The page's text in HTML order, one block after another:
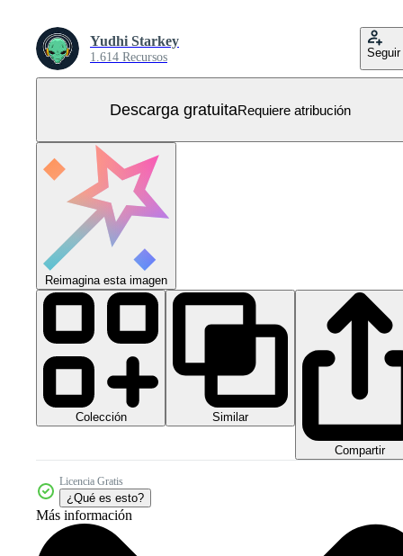
Yudhi Starkey
1.614 Recursos Seguir
Descarga gratuitaRequiere atribución
Reimagina esta imagen
Colección Similar
Compartir
Licencia Gratis
¿Qué es esto?
Más información